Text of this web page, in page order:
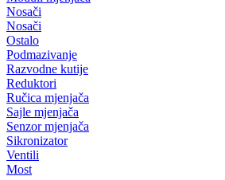
Nosači
Nosači
Ostalo
Podmazivanje
Razvodne kutije
Reduktori
Ručica mjenjača
Sajle mjenjača
Senzor mjenjača
Sikronizator
Ventili
Most